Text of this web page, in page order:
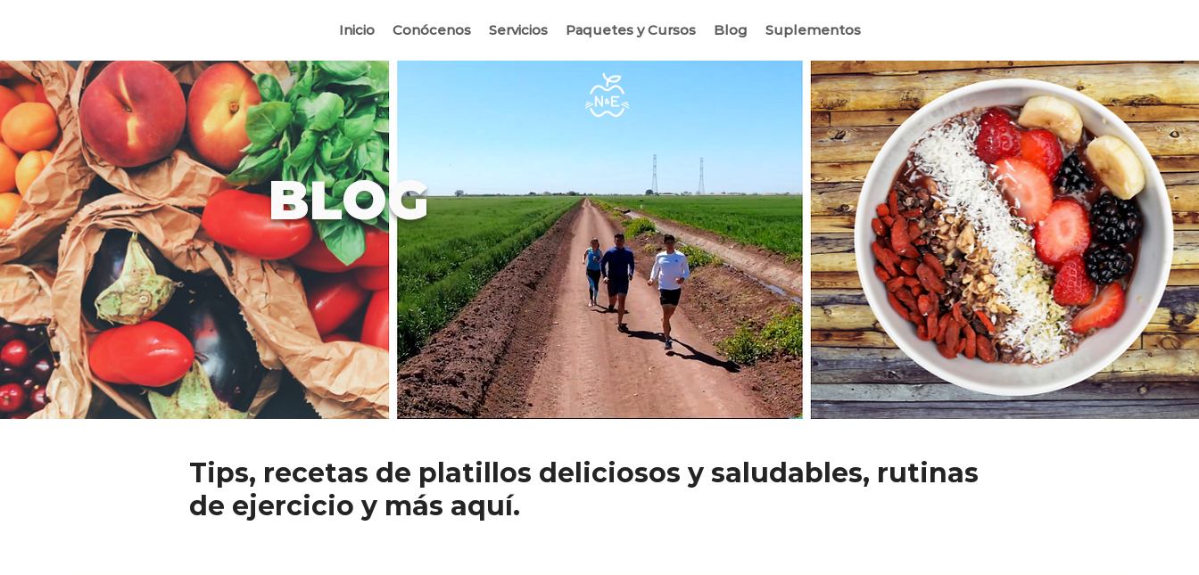
Inicio Conócenos Servicios Paquetes y Cursos Blog Suplementos
BLOG
Tips, recetas de platillos deliciosos y saludables, rutinas
de ejercicio y más aquí.